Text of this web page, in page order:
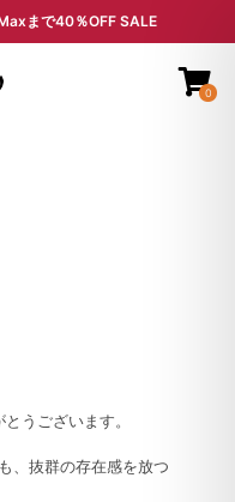
まで40％OFF SALE
お得な価格で -
0
うございます。
、抜群の存在感を放つ